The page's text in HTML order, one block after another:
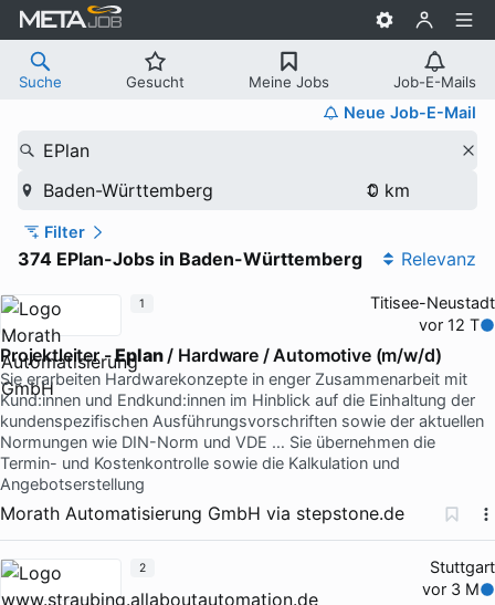
Suche Gesucht Meine Jobs Job-E-Mails
Neue Job-E-Mail
EPlan
Baden-Württemberg
Filter
374 EPlan-Jobs in Baden-Württemberg Relevanz
Titisee-Neustadt
vor 12 T
Projektleiter -Eplan/ Hardware / Automotive (m/w/d)
Sie erarbeiten Hardwarekonzepte in enger Zusammenarbeit mit
Kund:innen und Endkund:innen im Hinblick auf die Einhaltung der
kundenspezifischen Ausführungsvorschriften sowie der aktuellen
Normungen wie DIN-Norm und VDE … Sie übernehmen die
Termin- und Kostenkontrolle sowie die Kalkulation und
Angebotserstellung
Morath Automatisierung GmbH via stepstone.de
1
Stuttgart
vor 3 M
2